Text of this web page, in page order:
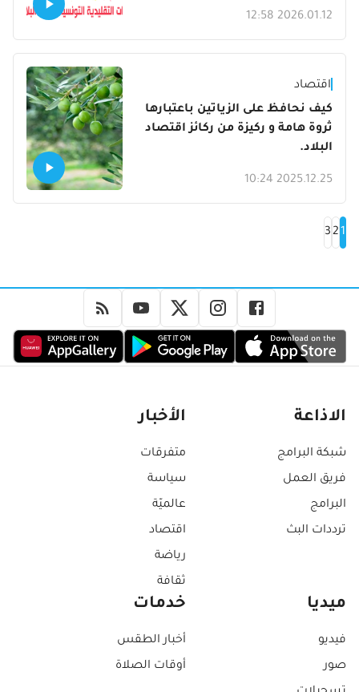
2026.01.12 12:58
اقتصاد
كيف نحافظ على الزياتين باعتبارها
ثروة هامة و ركيزة من ركائز اقتصاد
البلاد.
2025.12.25 10:24
1
2
3
الاذاعة
شبكة البرامج
فريق العمل
البرامج
ترددات البث
الأخبار
متفرقات
سياسة
عالميّة
اقتصاد
رياضة
ثقافة
ميديا
فيديو
صور
خدمات
أخبار الطقس
أوقات الصلاة